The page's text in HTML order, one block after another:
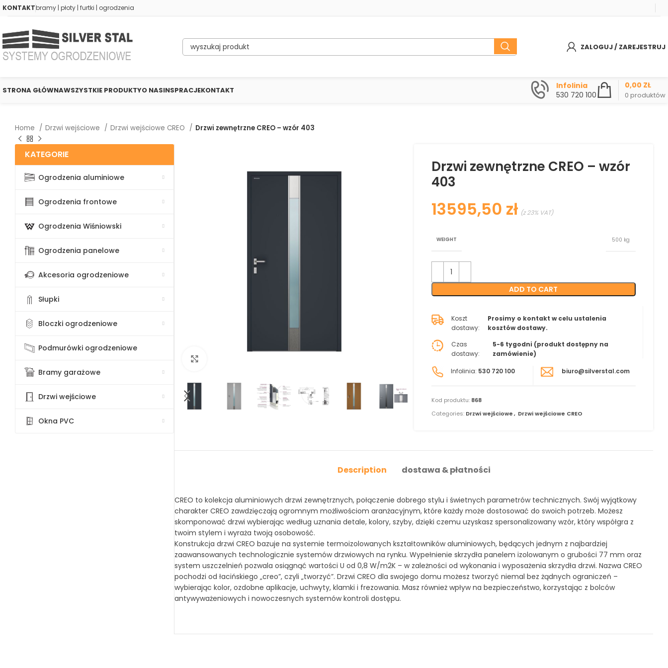
KONTAKTbramy | płoty | furtki | ogrodzenia
ZALOGUJ / ZAREJESTRUJ
STRONA GŁÓWNAWSZYSTKIE PRODUKTYO NASINSPRACJEKONTAKT
Infolinia
530 720 100
0 produktów
0,00 ZŁ
Home Drzwi wejściowe Drzwi wejściowe CREO Drzwi zewnętrzne CREO – wzór 403
Drzwi zewnętrzne CREO – wzór
403
zł
WEIGHT 500 kg
ADD TO CART
Koszt
dostawy:
Prosimy o kontakt w celu ustalenia
kosztów dostawy.
Czas
dostawy:
5-6 tygodni (produkt dostępny na
zamówienie)
Infolinia: 530 720 100 biuro@silverstal.com
Kod produktu: 868
Categories: Drzwi wejściowe, Drzwi wejściowe CREO
Description dostawa & płatności
CREO to kolekcja aluminiowych drzwi zewnętrznych, połączenie dobrego stylu i świetnych parametrów technicznych. Swój wyjątkowy
charakter CREO zawdzięczają ogromnym możliwościom aranżacyjnym, które każdy może dostosować do swoich potrzeb. Możesz
skomponować drzwi wybierając według uznania detale, kolory, szyby, dzięki czemu uzyskasz spersonalizowany wzór, który współgra z
twoim stylem i wyraża twoją osobowość.
Konstrukcja drzwi CREO bazuje na systemie termoizolowanych kształtowników aluminiowych, będących jednym z najbardziej
zaawansowanych technologicznie systemów drzwiowych na rynku. Wypełnienie skrzydła panelem izolowanym o grubości 77 mm oraz
system uszczelnień pozwala osiągnąć wartości U od 0,8 W/m2K – w zależności od wykonania i wyposażenia skrzydła drzwi. Nazwa CREO
pochodzi od łacińskiego „creo”, czyli „tworzyć”. Drzwi CREO dla swojego domu możesz tworzyć niemal bez żądnych ograniczeń –
wybierając kolor, ozdobne aplikacje, uchwyty, klamki i frezowania. Masz również wpływ na bezpieczeństwo, korzystając z bolców
antywyważeniowych i nowoczesnych systemów kontroli dostępu.
KATEGORIE
Ogrodzenia aluminiowe
Ogrodzenia frontowe
Ogrodzenia Wiśniowski
Ogrodzenia panelowe
Akcesoria ogrodzeniowe
Słupki
Bloczki ogrodzeniowe
Podmurówki ogrodzeniowe
Bramy garażowe
Drzwi wejściowe
Okna PVC